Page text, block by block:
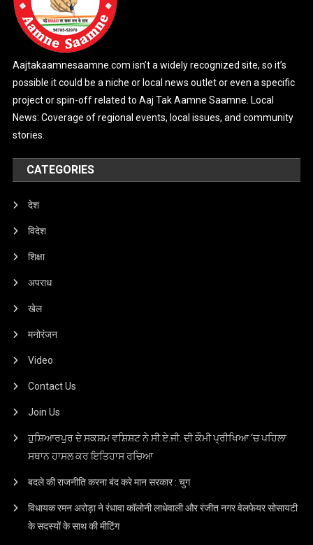
Aajtakaamnesaamne.com isn’t a widely recognized site, so it’s
possible it could be a niche or local news outlet or even a specific
project or spin-off related to Aaj Tak Aamne Saamne. Local
News: Coverage of regional events, local issues, and community
stories.
CATEGORIES
देश
विदेश
शिक्षा
अपराध
खेल
मनोरंजन
Video
Contact Us
Join Us
ਹੁਸ਼ਿਆਰਪੁਰ ਦੇ ਸਕਸ਼ਮ ਵਸ਼ਿਸ਼ਟ ਨੇ ਸੀ.ਏ.ਜੀ. ਦੀ ਕੌਮੀ ਪ੍ਰੀਖਿਆ ‘ਚ ਪਹਿਲਾ
ਸਥਾਨ ਹਾਸਲ ਕਰ ਇਤਿਹਾਸ ਰਚਿਆ
बदले की राजनीति करना बंद करे मान सरकार : चुग
विधायक रमन अरोड़ा ने रंधावा कॉलोनी लाधेवाली और रंजीत नगर वेलफेयर सोसायटी
के सदस्यों के साथ की मीटिंग